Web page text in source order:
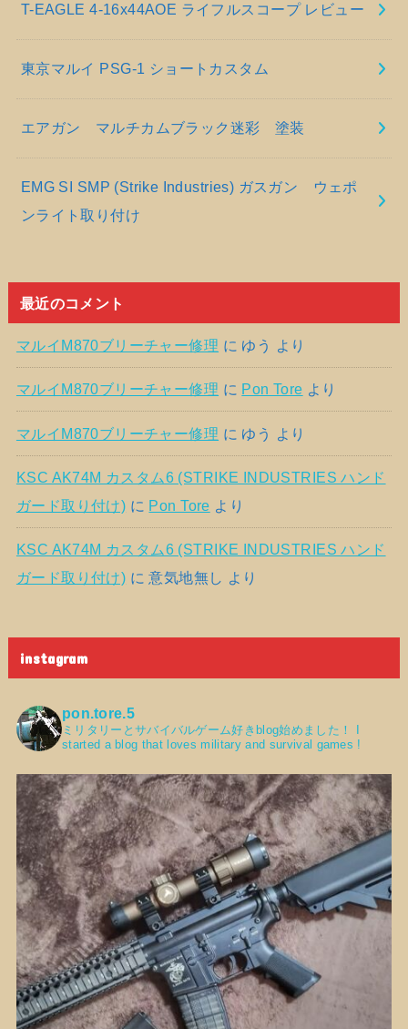
T-EAGLE 4-16x44AOE ライフルスコープ レビュー
東京マルイ PSG-1 ショートカスタム
エアガン マルチカムブラック迷彩 塗装
EMG SI SMP (Strike Industries) ガスガン ウェポ
ンライト取り付け
最近のコメント
マルイM870ブリーチャー修理 に ゆう より
マルイM870ブリーチャー修理 に Pon Tore より
マルイM870ブリーチャー修理 に ゆう より
KSC AK74M カスタム6 (STRIKE INDUSTRIES ハンド
ガード取り付け) に Pon Tore より
KSC AK74M カスタム6 (STRIKE INDUSTRIES ハンド
ガード取り付け) に意気地無し より
instagram
pon.tore.5
ミリタリーとサバイバルゲーム好きblog始めました！
started a blog that loves military and survival games !